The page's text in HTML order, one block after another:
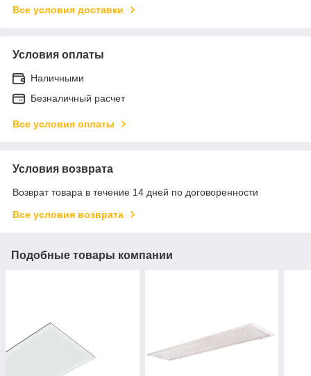
Все условия доставки
Условия оплаты
Наличными
Безналичный расчет
Все условия оплаты
Условия возврата
Возврат товара в течение 14 дней по договоренности
Все условия возврата
Подобные товары компании